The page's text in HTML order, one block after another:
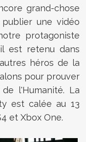
grand-chose
une vidéo
protagoniste
est retenu dans
héros de la
pour prouver
l'Humanité. La
est calée au 13
et Xbox One.